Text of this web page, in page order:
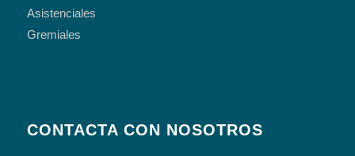
Asistenciales
Gremiales
CONTACTA CON NOSOTROS